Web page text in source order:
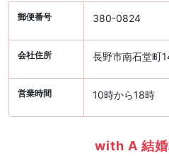
郵便番号 380-0824
会社住所 長野市南石堂町
営業時間 10時から18時
with A 結婚